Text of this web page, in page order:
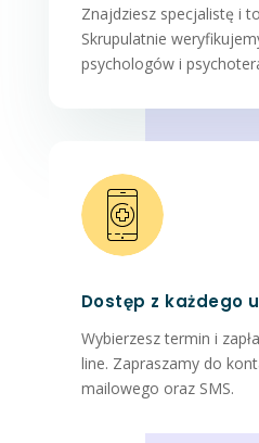
Znajdziesz specjalistę i
Skrupulatnie
psychologów i
Dostęp z każdego
Wybierzesz termin i
line. Zapraszamy do
mailowego oraz SMS.